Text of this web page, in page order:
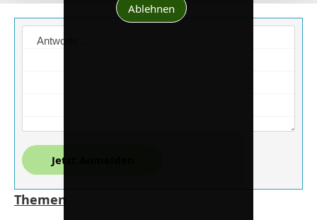
Ablehnen
Jetzt Anmelden
Themen